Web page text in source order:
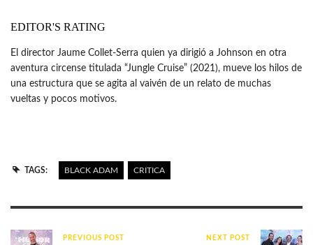
EDITOR'S RATING
El director Jaume Collet-Serra quien ya dirigió a Johnson en otra
aventura circense titulada “Jungle Cruise” (2021), mueve los hilos de
una estructura que se agita al vaivén de un relato de muchas
vueltas y pocos motivos.
TAGS: BLACK ADAM CRITICA
PREVIOUS POST NEXT POST